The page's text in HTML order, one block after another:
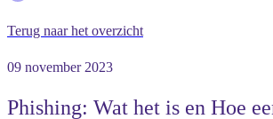
Terug naar het overzicht
09 november 2023
Phishing: Wat het is en Hoe